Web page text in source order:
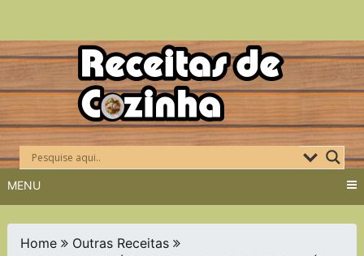
Skip
to
content
MENU
Home
Outras Receitas